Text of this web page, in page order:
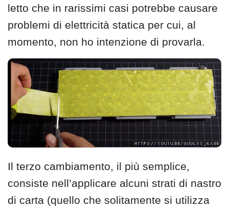
letto che in rarissimi casi potrebbe causare
problemi di elettricità statica per cui, al
momento, non ho intenzione di provarla.
Il terzo cambiamento, il più semplice,
consiste nell’applicare alcuni strati di nastro
di carta (quello che solitamente si utilizza